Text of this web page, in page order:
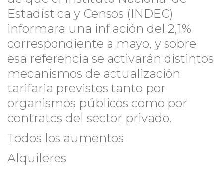
Estadística y Censos (INDEC)
informara una inflación del 2,1%
correspondiente a mayo, y sobre
esa referencia se activarán distintos
mecanismos de actualización
tarifaria previstos tanto por
organismos públicos como por
contratos del sector privado.
Todos los aumentos
Alquileres